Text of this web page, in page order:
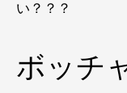
い？？？
ボッチ